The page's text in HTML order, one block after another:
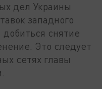
дел Украины
западного
снятие
Это следует
сетях главы